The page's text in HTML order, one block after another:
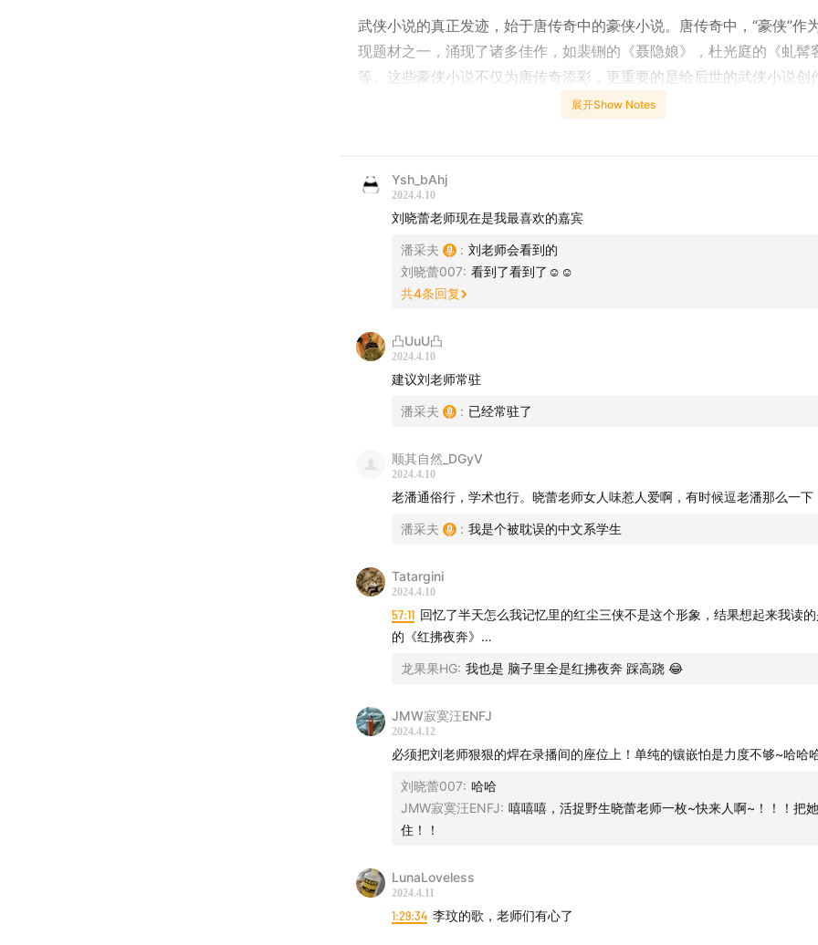
武侠小说的真正发迹，始于唐传奇中的豪侠小说。唐传奇中，“豪侠”作
现题材之一，涌现了诸多佳作，如裴铏的《聂隐娘》，杜光庭的《虬髯
等。这些豪侠小说不仅为唐传奇添彩，更重要的是给后世的武侠小说创
灵感。在豪侠小说中，“仗义”“报恩”“比武”成为了三大故事主题，后世的
现代武侠小说出现于民国时期，这一时期的武侠被称为“民国旧武侠”，代
有平江不肖生、还珠楼主等人。1949年新中国成立后，武侠文学曾一度
大陆销声匿迹，直至1980年代改革开放后才开始复苏。30年间，当代新
小说在港台地区发扬光大，梁羽生、金庸、古龙三家鼎立，各显神奇。
1980年代中期，梁羽生、金庸封笔，古龙逝世后，武侠小说的创作便进
展开Show Notes
Ysh_bAhj
2024.4.10
刘晓蕾老师现在是我最喜欢的嘉宾
潘采夫 : 刘老师会看到的
刘晓蕾007: 看到了看到了☺️☺️
共4条回复
凸UuU凸
2024.4.10
建议刘老师常驻
潘采夫 : 已经常驻了
顺其自然_DGyV
2024.4.10
老潘通俗行，学术也行。晓蕾老师女人味惹人爱啊，有时候逗老潘那么一下
潘采夫 : 我是个被耽误的中文系学生
Tatargini
2024.4.10
57:11 回忆了半天怎么我记忆里的红尘三侠不是这个形象，结果想起来我读
的《红拂夜奔》…
龙果果HG: 我也是 脑子里全是红拂夜奔 踩高跷 😂
JMW寂寞汪ENFJ
2024.4.12
必须把刘老师狠狠的焊在录播间的座位上！单纯的镶嵌怕是力度不够~哈哈
刘晓蕾007: 哈哈
JMW寂寞汪ENFJ: 嘻嘻嘻，活捉野生晓蕾老师一枚~快来人啊~！！！把
住！！
LunaLoveless
2024.4.11
1:29:34 李玟的歌，老师们有心了